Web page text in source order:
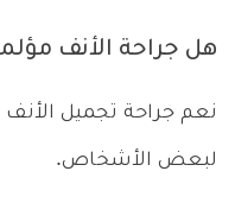
هل جراحة الأنف
نعم جراحة تجميل
لبعض الأشخاص.